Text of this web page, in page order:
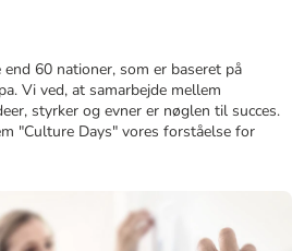
60 nationer, som er baseret på
Vi ved, at samarbejde mellem
styrker og evner er nøglen til succes.
"Culture Days" vores forståelse for